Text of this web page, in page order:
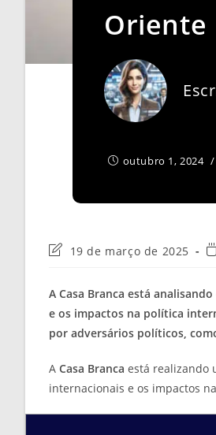
Oriente
outubro 1, 2024
Última
post:
19 de março de 2025
A Casa Branca está
e os impactos na política
por adversários políticos,
A Casa Branca está realizando
internacionais e os impactos